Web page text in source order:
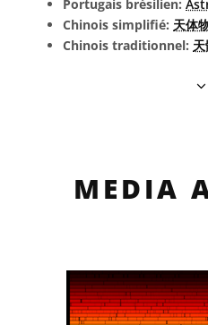
Portugais brésilien:
Chinois simplifié: 天体
Chinois traditionnel:
MEDIA